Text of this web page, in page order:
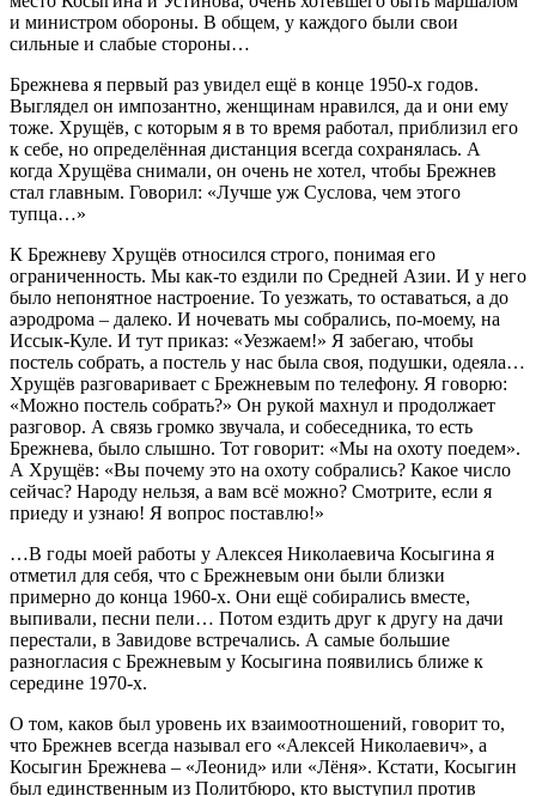
и министром обороны. В общем, у каждого были свои
сильные и слабые стороны…
Брежнева я первый раз увидел ещё в конце 1950-х годов.
Выглядел он импозантно, женщинам нравился, да и они ему
тоже. Хрущёв, с которым я в то время работал, приблизил его
к себе, но определённая дистанция всегда сохранялась. А
когда Хрущёва снимали, он очень не хотел, чтобы Брежнев
стал главным. Говорил: «Лучше уж Суслова, чем этого
тупца…»
К Брежневу Хрущёв относился строго, понимая его
ограниченность. Мы как-то ездили по Средней Азии. И у него
было непонятное настроение. То уезжать, то оставаться, а до
аэродрома – далеко. И ночевать мы собрались, по-моему, на
Иссык-Куле. И тут приказ: «Уезжаем!» Я забегаю, чтобы
постель собрать, а постель у нас была своя, подушки, одеяла…
Хрущёв разговаривает с Брежневым по телефону. Я говорю:
«Можно постель собрать?» Он рукой махнул и продолжает
разговор. А связь громко звучала, и собеседника, то есть
Брежнева, было слышно. Тот говорит: «Мы на охоту поедем».
А Хрущёв: «Вы почему это на охоту собрались? Какое число
сейчас? Народу нельзя, а вам всё можно? Смотрите, если я
приеду и узнаю! Я вопрос поставлю!»
…В годы моей работы у Алексея Николаевича Косыгина я
отметил для себя, что с Брежневым они были близки
примерно до конца 1960-х. Они ещё собирались вместе,
выпивали, песни пели… Потом ездить друг к другу на дачи
перестали, в Завидове встречались. А самые большие
разногласия с Брежневым у Косыгина появились ближе к
середине 1970-х.
О том, каков был уровень их взаимоотношений, говорит то,
что Брежнев всегда называл его «Алексей Николаевич», а
Косыгин Брежнева – «Леонид» или «Лёня». Кстати, Косыгин
был единственным из Политбюро, кто выступил против